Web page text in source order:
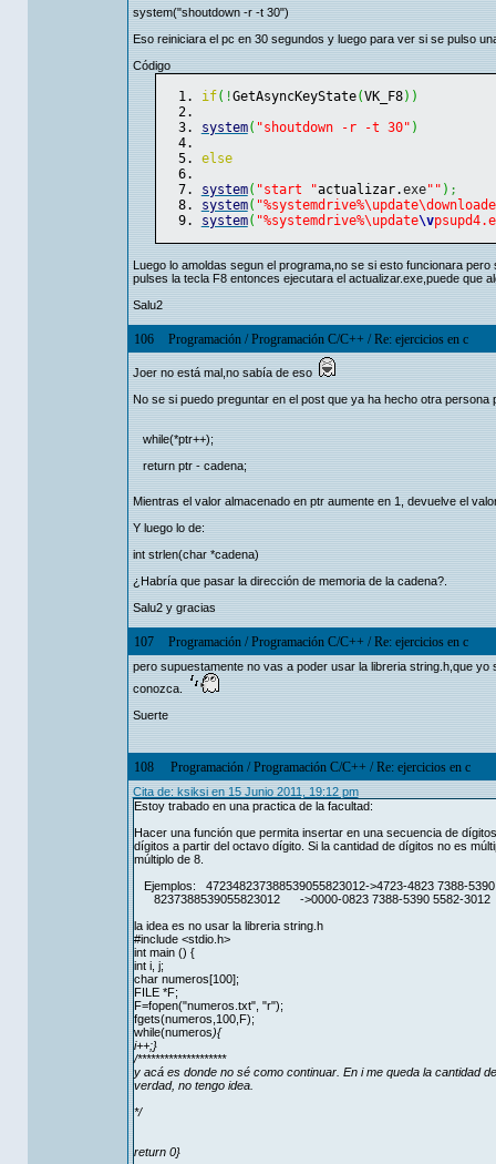
system("shoutdown -r -t 30")
Eso reiniciara el pc en 30 segundos y luego para ver si se pulso
Código
if( !GetAsyncKeyState(VK_F8) )
system( "shoutdown -r -t 30" )
else
system( "start "actualizar.exe"" ) ;
system(
system( "%systemdrive%\update\v
Luego lo amoldas segun el programa,no se si esto funcionara
pulses la tecla F8 entonces ejecutara el actualizar.exe,puede que
Salu2
106 Programación/Programación C/C++ /Re: ejercicios en c
Joer no está mal,no sabía de eso
No se si puedo preguntar en el post que ya ha hecho otra
while(*ptr++);
return ptr - cadena;
Mientras el valor almacenado en ptr aumente en 1, devuelve el
Y luego lo de:
int strlen(char *cadena)
¿Habría que pasar la dirección de memoria de la cadena?.
Salu2 y gracias
107 Programación/Programación C/C++ /Re: ejercicios en c
pero supuestamente no vas a poder usar la libreria string.h,que
conozca.
Suerte
108 Programación/Programación C/C++ /Re: ejercicios en c
Cita de: ksiksi en 15 Junio 2011, 19:12 pm
Estoy trabado en una practica de la facultad:
Hacer una función que permita insertar en una secuencia de
dígitos a partir del octavo dígito. Si la cantidad de dígitos no es
múltiplo de 8.
Ejemplos: 472348237388539055823012->4723-4823 7388-
8237388539055823012 ->0000-0823 7388-5390 5582-3012
la idea es no usar la libreria string.h
#include <stdio.h>
int main () {
int i, j;
char numeros[100];
FILE *F;
F=fopen("numeros.txt", "r");
fgets(numeros,100,F);
while(numeros){
i++;}
/********************
y acá es donde no sé como continuar. En i me queda la cantidad
verdad, no tengo idea.
*/
return 0}